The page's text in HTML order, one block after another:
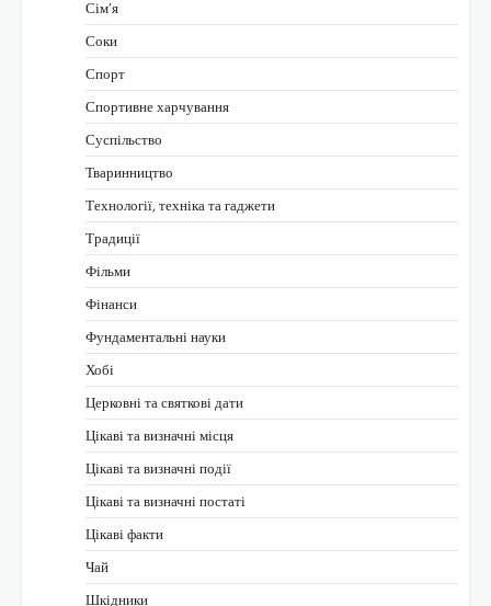
Сім’я
Соки
Спорт
Спортивне харчування
Суспільство
Тваринництво
Технології, техніка та гаджети
Традиції
Фільми
Фінанси
Фундаментальні науки
Хобі
Церковні та святкові дати
Цікаві та визначні місця
Цікаві та визначні події
Цікаві та визначні постаті
Цікаві факти
Чай
Шкідники